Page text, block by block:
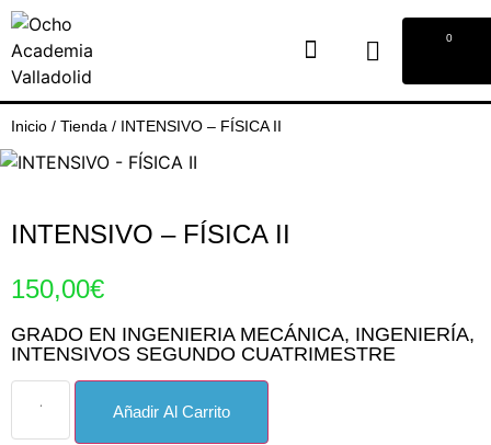
0
Inicio / Tienda / INTENSIVO – FÍSICA II
INTENSIVO – FÍSICA II
150,00€
GRADO EN INGENIERIA MECÁNICA, INGENIERÍA,
INTENSIVOS SEGUNDO CUATRIMESTRE
Añadir Al Carrito